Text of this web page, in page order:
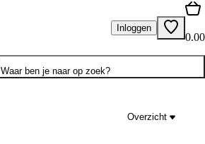
Inloggen
0.00
Waar ben je naar op zoek?
Overzicht